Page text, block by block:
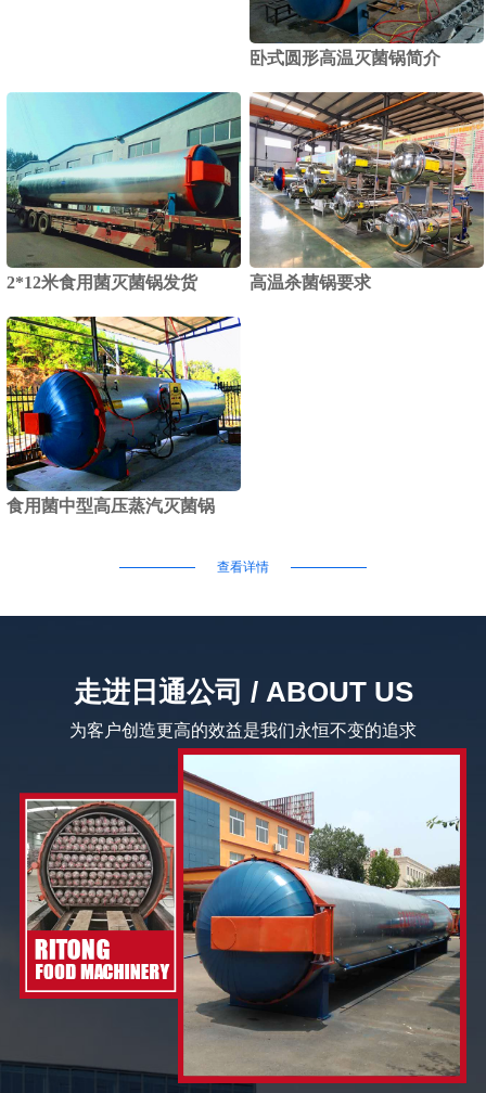
卧式圆形高温灭菌锅简介
2*12米食用菌灭菌锅发货 高温杀菌锅要求
食用菌中型高压蒸汽灭菌锅
查看详情
走进日通公司 / ABOUT US
为客户创造更高的效益是我们永恒不变的追求